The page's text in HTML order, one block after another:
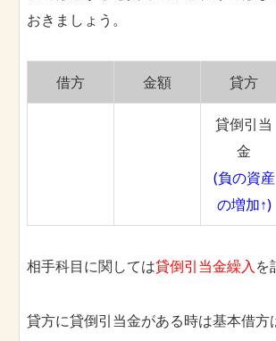
おきましょう。
借方 金額 貸方
貸倒引当
金
(負の資産
の増加↑)
相手科目に関しては貸倒引当金繰入を
貸方に貸倒引当金がある時は基本借方